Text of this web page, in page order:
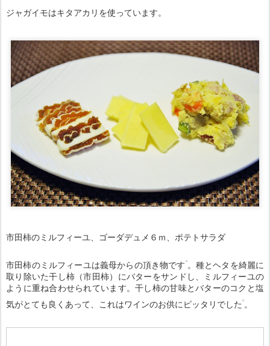
ジャガイモはキタアカリを使っています。
市田柿のミルフィーユ、ゴーダデュメ６ｍ、ポテトサラダ
市田柿のミルフィーユは義母からの頂き物です 。種とヘタを綺麗に
取り除いた干し柿（市田柿）にバターをサンドし、ミルフィーユの
ように重ね合わせられています。干し柿の甘味とバターのコクと塩
気がとても良くあって、これはワインのお供にピッタリでした 。